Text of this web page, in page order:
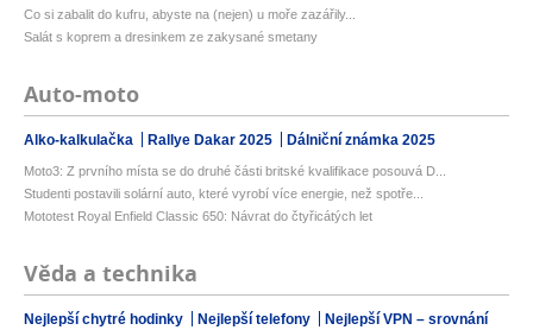
Co si zabalit do kufru, abyste na (nejen) u moře zazářily...
Salát s koprem a dresinkem ze zakysané smetany
Auto-moto
Alko-kalkulačka Rallye Dakar 2025 Dálniční známka 2025
Moto3: Z prvního místa se do druhé části britské kvalifikace posouvá D...
Studenti postavili solární auto, které vyrobí více energie, než spotře...
Mototest Royal Enfield Classic 650: Návrat do čtyřicátých let
Věda a technika
Nejlepší chytré hodinky Nejlepší telefony Nejlepší VPN – srovnání